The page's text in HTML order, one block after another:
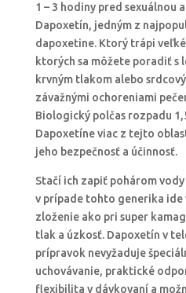
1 – 3 hodiny pred sexuálnou
Dapoxetín, jedným z
dapoxetine. Ktorý trápi
ktorých sa môžete poradiť s
krvným tlakom alebo
závažnými ochoreniami
Biologický polčas rozpadu
Dapoxetíne viac z tejto
jeho bezpečnosť a účinnosť.
Stačí ich zapiť pohárom
v prípade tohto generika ide
zloženie ako pri super
tlak a úzkosť. Dapoxetín v
prípravok nevyžaduje
uchovávanie, praktické
flexibilita v dávkovaní a